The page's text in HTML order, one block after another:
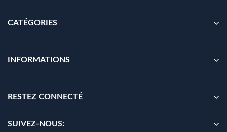
CATÉGORIES
INFORMATIONS
RESTEZ CONNECTÉ
SUIVEZ-NOUS: